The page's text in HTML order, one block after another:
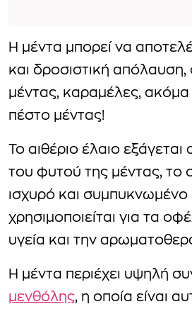
Η μέντα μπορεί να
και δροσιστική απόλαυση,
μέντας, καραμέλες,
πέστο μέντας!
Το αιθέριο έλαιο
του φυτού της μέντας, το
ισχυρό και συμπυκνωμένο
χρησιμοποιείται για τα
υγεία και την
Η μέντα περιέχει υψηλή
μενθόλης, η οποία είναι